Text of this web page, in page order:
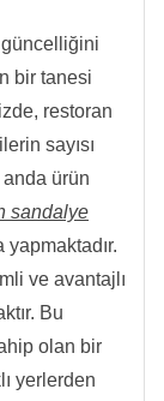
güncelliğini
bir tanesi
restoran
sayısı
anda ürün
sandalye
ve avantajlı
Bu
olan bir
yerlerden